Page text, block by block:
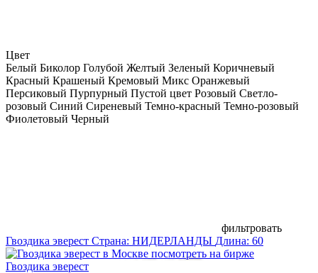
Цвет
Белый Биколор Голубой Желтый Зеленый Коричневый
Красный Крашеный Кремовый Микс Оранжевый
Персиковый Пурпурный Пустой цвет Розовый Светло-
розовый Синий Сиреневый Темно-красный Темно-розовый
Фиолетовый Черный
фильтровать
Гвоздика эверест Страна: НИДЕРЛАНДЫ Длина: 60
посмотреть на бирже
Гвоздика эверест